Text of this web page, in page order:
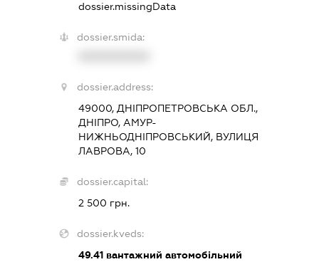
dossier.missingData
dossier.smida:
dossier.address:
49000, ДНІПРОПЕТРОВСЬКА ОБЛ.,
ДНІПРО, АМУР-
НИЖНЬОДНІПРОВСЬКИЙ, ВУЛИЦЯ
ЛАВРОВА, 10
dossier.capital:
2 500 грн.
dossier.kveds:
49.41 вантажний автомобільний